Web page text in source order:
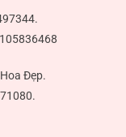
.
Đẹp.
.